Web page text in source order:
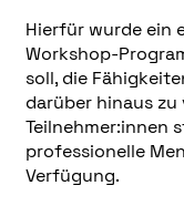
Hierfür wurde ein
Workshop-
soll, die
darüber hinaus
Teilnehmer:innen
professionelle
Verfügung.